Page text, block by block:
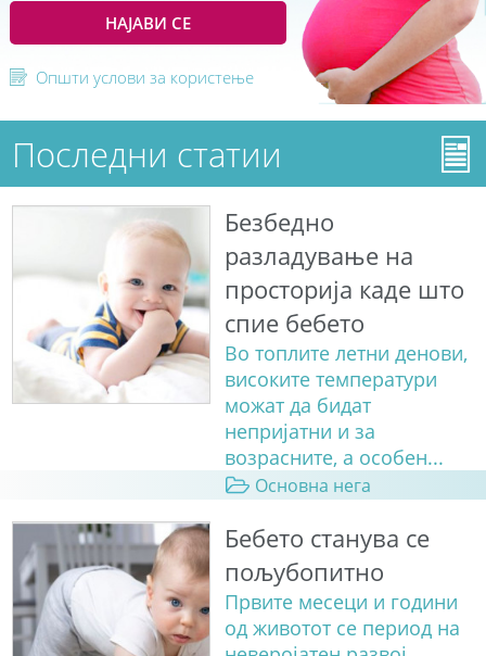
НАЈАВИ СЕ
Општи услови за користење
Последни статии
Безбедно
разладување на
просторија каде што
спие бебето
Во топлите летни денови,
високите температури
можат да бидат
непријатни и за
возрасните, а особен...
Основна нега
Бебето станува сe
пољубопитно
Првите месеци и години
од животот се период на